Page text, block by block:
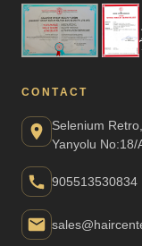
CONTACT
Selenium
Yanyolu No:18/
905513530834